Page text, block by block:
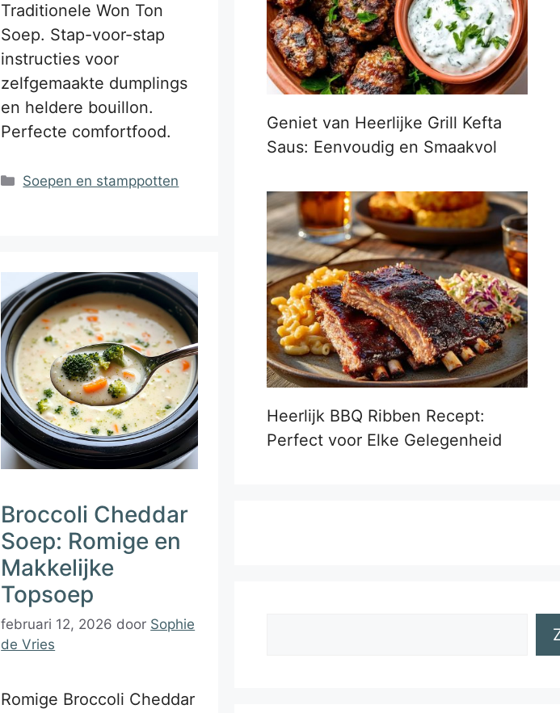
Traditionele Won Ton
Soep. Stap-voor-stap
instructies voor
zelfgemaakte dumplings
en heldere bouillon.
Perfecte comfortfood.
Categorieën
Soepen en stamppotten
Broccoli Cheddar
Soep: Romige en
Makkelijke
Topsoep
februari 12, 2026 door Sophie
de Vries
Romige Broccoli Cheddar
Geniet van Heerlijke Grill Kefta
Saus: Eenvoudig en Smaakvol
Heerlijk BBQ Ribben Recept:
Perfect voor Elke Gelegenheid